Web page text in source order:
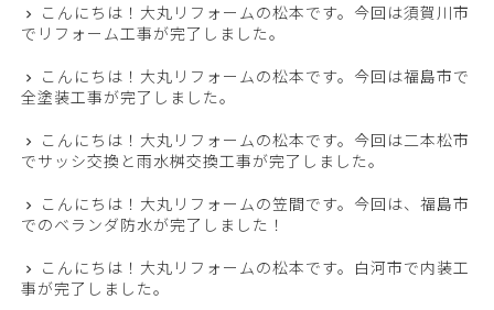
こんにちは！大丸リフォームの松本です。今回は須賀川市
でリフォーム工事が完了しました。
こんにちは！大丸リフォームの松本です。今回は福島市で
全塗装工事が完了しました。
こんにちは！大丸リフォームの松本です。今回は二本松市
でサッシ交換と雨水桝交換工事が完了しました。
こんにちは！大丸リフォームの笠間です。今回は、福島市
でのベランダ防水が完了しました！
こんにちは！大丸リフォームの松本です。白河市で内装工
事が完了しました。